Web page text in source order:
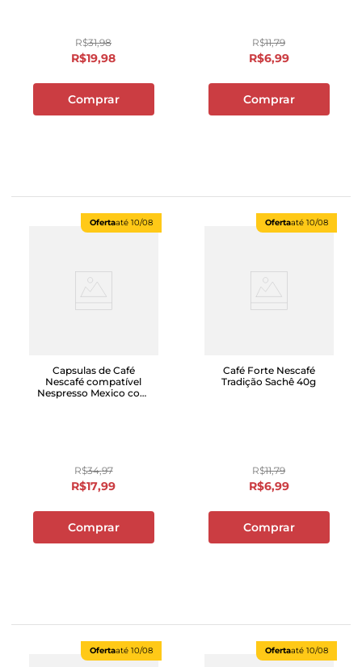
R$31,98
R$19,98
Comprar
R$11,79
R$6,99
Comprar
Ofertaaté 10/08
Capsulas de Café
Nescafé compatível
Nespresso Mexico com
R$34,97
R$17,99
Comprar
Ofertaaté 10/08
Café Forte Nescafé
Tradição Sachê 40g
R$11,79
R$6,99
Comprar
Ofertaaté 10/08 Ofertaaté 10/08